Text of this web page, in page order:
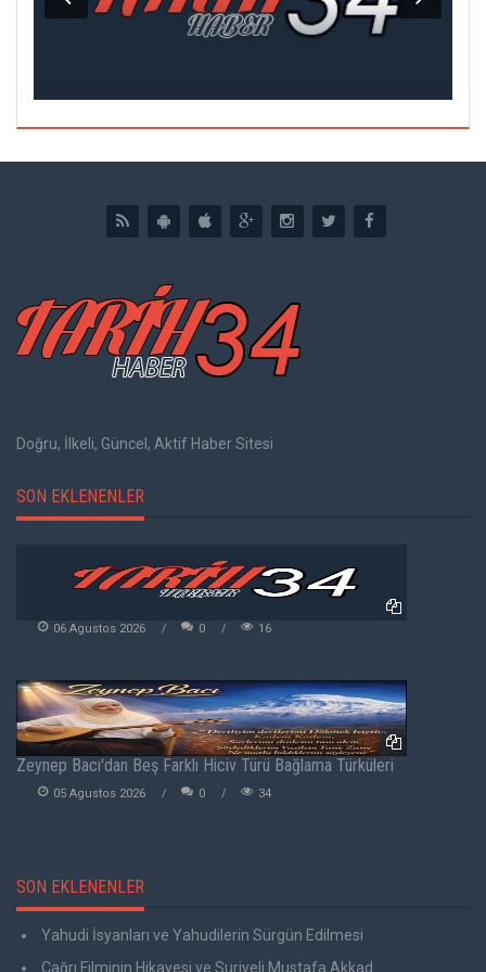
Doğru, İlkeli, Güncel, Aktif Haber Sitesi
SON EKLENENLER
06 Agustos 2026 0 16
Zeynep Bacı'dan Beş Farklı Hiciv Türü Bağlama Türküleri
05 Agustos 2026 0 34
SON EKLENENLER
Yahudi İsyanları ve Yahudilerin Sürgün Edilmesi
Çağrı Filminin Hikayesi ve Suriyeli Mustafa Akkad